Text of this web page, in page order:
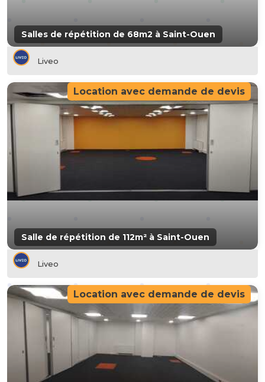
Salles de répétition de 68m2 à Saint-Ouen
Liveo
Salle de répétition de 112m² à Saint-Ouen
Location avec demande de devis
Liveo
Location avec demande de devis